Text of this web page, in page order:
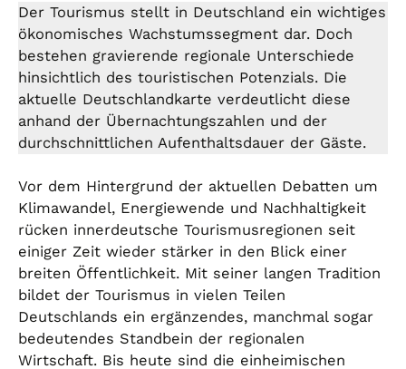
Der Tourismus stellt in Deutschland ein wichtiges
ökonomisches Wachstumssegment dar. Doch
bestehen gravierende regionale Unterschiede
hinsichtlich des touristischen Potenzials. Die
aktuelle Deutschlandkarte verdeutlicht diese
anhand der Übernachtungszahlen und der
durchschnittlichen Aufenthaltsdauer der Gäste.
Vor dem Hintergrund der aktuellen Debatten um
Klimawandel, Energiewende und Nachhaltigkeit
rücken innerdeutsche Tourismusregionen seit
einiger Zeit wieder stärker in den Blick einer
breiten Öffentlichkeit. Mit seiner langen Tradition
bildet der Tourismus in vielen Teilen
Deutschlands ein ergänzendes, manchmal sogar
bedeutendes Standbein der regionalen
Wirtschaft. Bis heute sind die einheimischen